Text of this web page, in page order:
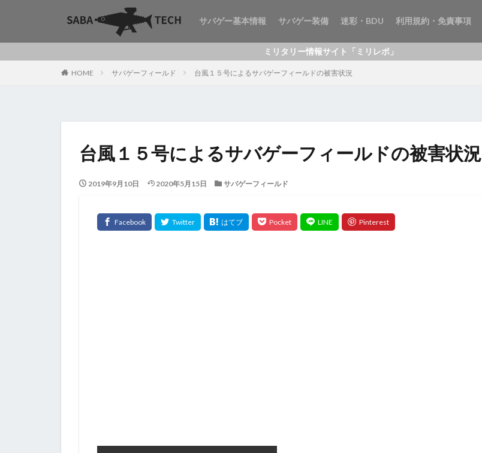
サバゲー基本情報 サバゲー装備 迷彩・BDU 利用規約・免責事項
ミリタリー情報サイト「ミリレポ」
HOME サバゲーフィールド 台風１５号によるサバゲーフィールドの被害状況
台風１５号によるサバゲーフィールドの被害状況
2019年9月10日 2020年5月15日 サバゲーフィールド